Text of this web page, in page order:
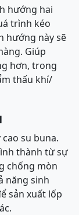
hướng hai
trình kéo
hướng này sẽ
Giúp
hơn, trong
thấu khí/
su buna.
thành từ sự
chống mòn
năng sinh
sản xuất lốp